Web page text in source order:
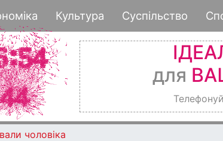
к
основному
Культура Суспільство
для
чоловіка